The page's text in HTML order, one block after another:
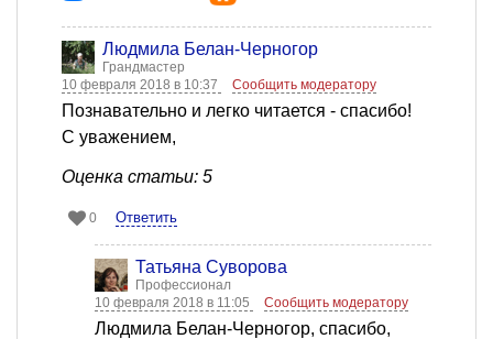
Людмила Белан-Черногор
Грандмастер
10 февраля 2018 в 10:37
Сообщить модератору
Познавательно и легко читается - спасибо!
С уважением,
Оценка статьи: 5
0 Ответить
Татьяна Суворова
Профессионал
10 февраля 2018 в 11:05
Сообщить модератору
Людмила Белан-Черногор, спасибо,